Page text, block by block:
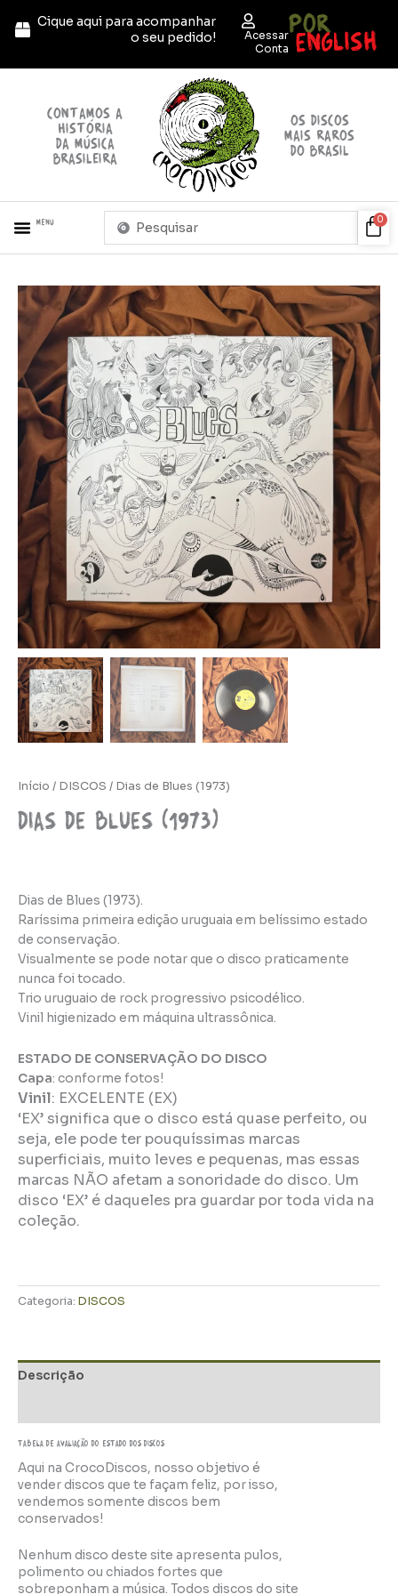
para
conteúdo
Cique aqui para acompanhar
o seu pedido!
Acessar
Conta
POR
ENGLISH
contamos a
história
da música
brasileira
OS discos
mais raros
do brasil
Menu
Pesquisar
0
Início / DISCOS / Dias de Blues (1973)
Dias de Blues (1973)
Dias de Blues (1973).
Raríssima primeira edição uruguaia em belíssimo estado
de conservação.
Visualmente se pode notar que o disco praticamente
nunca foi tocado.
Trio uruguaio de rock progressivo psicodélico.
Vinil higienizado em máquina ultrassônica.
ESTADO DE CONSERVAÇÃO DO DISCO
Capa: conforme fotos!
Vinil: EXCELENTE (EX)
‘EX’ significa que o disco está quase perfeito, ou
seja, ele pode ter pouquíssimas marcas
superficiais, muito leves e pequenas, mas essas
marcas NÃO afetam a sonoridade do disco. Um
disco ‘EX’ é daqueles pra guardar por toda vida na
coleção.
Categoria: DISCOS
Descrição
TABELA DE AVALIAÇÃo do estado dos discos
Aqui na CrocoDiscos, nosso objetivo é
vender discos que te façam feliz, por isso,
vendemos somente discos bem
conservados!
Nenhum disco deste site apresenta pulos,
polimento ou chiados fortes que
sobreponham a música. Todos discos do site